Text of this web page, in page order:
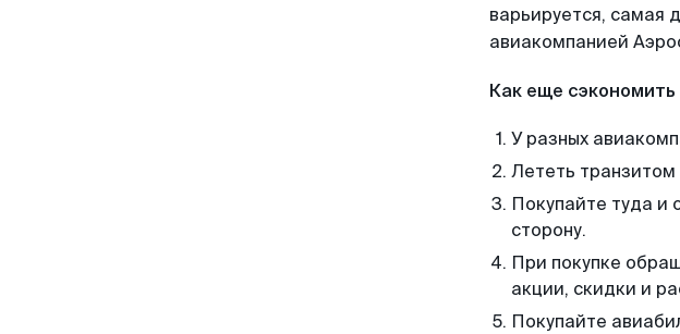
варьируется, самая
авиакомпанией
Как еще
У разных
Лететь транзитом
Покупайте туда и
сторону.
При покупке
акции, скидки и
Покупайте